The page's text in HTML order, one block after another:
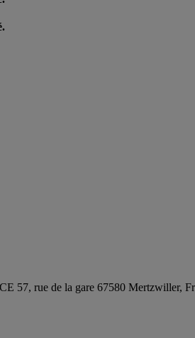
57, rue de la gare 67580 Mertzwiller,